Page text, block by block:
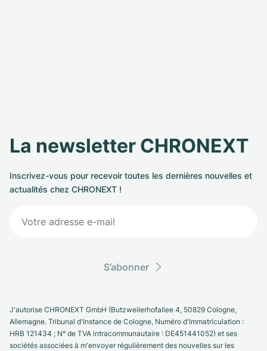
La newsletter CHRONEXT
Inscrivez-vous pour recevoir toutes les dernières nouvelles et
actualités chez CHRONEXT !
S’abonner
J'autorise CHRONEXT GmbH (Butzweilerhofallee 4, 50829 Cologne,
Allemagne. Tribunal d'Instance de Cologne, Numéro d'Immatriculation :
HRB 121434 ; N° de TVA intracommunautaire : DE451441052) et ses
sociétés associées à m'envoyer régulièrement des nouvelles sur les